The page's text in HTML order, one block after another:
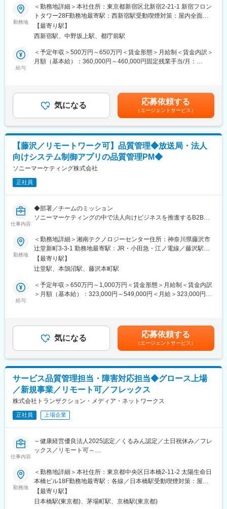
・テレビ、ブルーレイレコーダー、ブルーレイプレイヤーなどの
AV機器の検証
・自動化検証（テスト工程の効率化）
・サーボアンプ、ガスメータ、蓄電池、燃料電池の検証
■求人の魅力・特徴：
・高品位な検証サービスを提供
∟ 検証業務として標準化プロセスを当社独自に制定して運用
・JSTQB（ソフトウェアテストに関する資格）資格保有者が多数
在籍
・製品テストの需要は常にあるため、広く世の中に貢献できる
・ソフトウェア検証の技術を通して、商品開発の全体像が分かる
ようになる
・不具合発見・原因追及をしていく中で、問題に対して冷静に向
き合えるようになる
変更の範囲：会社の定める業務
■仕事の概要
当社は「暮らしを支えるIoT」をテーマに、見守り・防犯・健康管
理といった人々の生活インフラに直結するIoTサービスを開発・提
供しています。
単なるデバイスではなく、“安心を届ける社会インフラ”として機能
するプロダクトを追求し、国内外のパートナーと共に新しい価値
を生み出しています。
私たちは、IoTを通じて「人がより安心して暮らせる社会」を実現
〈業務詳細〉
・テスト設計・実施：IoTデバイスやスマホアプリの新機能・改修
に対して、要件を踏まえたテストケースを作成し実行
にフィードバック
・品質改善の提案：検証で得られた知見をもとに、開発プロセス
やテスト方法の改善を推進
スクリプト作成や継続的テストの運用
●社会的意義 × 最先端技術
高齢化や健康課題に向き合い、人々の安心を支える“生活インフ
●IoT × 通信 × クラウドまで広がる技術領域
デバイスからクラウドまで幅広く経験でき、QAを超えてスキル
を広げられます。
●開発と一体で製品を育てる現場重視スタイル
検証は後工程ではなく“製品の核”。開発・企画と密に連携し、完
フレックス制度やリモートはありませんが、開発・検証・事業
メンバーが一体となる現場は“速さ”と“安心感”を両立。チームで製
品を育てる喜びがあります。
■会社紹介
フューチャーモデルグループは、スマート家電やIoTソリューショ
ンなど、常に時代のニーズをとらえたプロダクトを開発・販売す
るものづくり企業です。「誰もが使いやすく、生活が豊かになる
製品づくり」を掲げ、国内外のパートナー企業との共創を推進し
ています。
変更の範囲：会社の定める業務
勤務地
＜勤務地詳細＞本社住所：東京都新宿区北新宿2-21-1 新宿フロン
トタワー28F勤務地最寄駅：西新宿駅受動喫煙対策：屋内全面禁
煙変更の範囲：会社の定める事業所（リモートワーク含む）
【最寄り駅】
西新宿駅、中野坂上駅、都庁前駅
給与
＜予定年収＞500万円～650万円＜賃金形態＞月給制＜賃金内訳＞
月額（基本給）：360,000円～460,000円固定残業手当/月：
賞与：年2回賃金はあくまでも目安の金額であり、選考を通じて上
下する可能性があります。月給(月額)は固定手当を含めた表記で
気になる 応募依頼する
（エージェントサービス）
【藤沢／リモートワーク可】品質管理◆放送局・法人
向けシステム制御アプリの品質管理PM◆
ソニーマーケティング株式会社
正社員
仕事内容
◆部署／チームのミッション
ソニーマーケティングの中で法人向けビジネスを推進するB2Bビ
サービス部門での募集になります。
今回配属を想定しているのは法人向けビジネスの中でも特にお客
様に提供するシステムの品質管理を一手に担っている部署です。
◆概要
放送局や企業といった法人のお客様へ納品するシステムを制御、
または単体で機能するソフトウェア開発要件に対して、テスト構
想を検討し、プロジェクトやリリーススケジュールに合わせたテ
クトを遂行させます。
◆業務内容
◆魅力
近年はクラウドやAIが普及し、大型の設備を抱えることなく投資
ェアの需要が高まっており、幅広い最先端の技術に触れることが
できます。
術面でのスキル構築や専門知識以外のソリューションに触れる場
面も多々あり、幅広い知見の習得ができる各種環境が揃っていま
◆企業理念
ソニーマーケティングは、「あなたとずっと、感動をともに。」
を企業理念に、顧客・パートナー・仲間と共感でつながるサイク
勤務地
＜勤務地詳細＞湘南テクノロジーセンター住所：神奈川県藤沢市
辻堂新町3-3-1 勤務地最寄駅：JR・小田急・江ノ電線／藤沢駅受
動喫煙対策：敷地内喫煙可能場所あり変更の範囲：会社の定める
事業所（リモートワーク含む）
【最寄り駅】
辻堂駅、本鵠沼駅、藤沢本町駅
給与
＜予定年収＞650万円～1,000万円＜賃金形態＞月給制＜賃金内訳
＞月額（基本給）：323,000円～549,000円＜月給＞323,000円～
気になる 応募依頼する
（エージェントサービス）
サービス品質管理担当・障害対応担当◆グロース上場
／新規事業／リモート可／フレックス
株式会社トランザクション・メディア・ネットワークス
正社員 上場企業
仕事内容
～健康経営優良法人2025認定／くるみん認定／土日祝休み／フレ
ックス／リモート可～
■業務内容
プロジェクト推進をサポートし、自社サービス品質向上を率先い
ただける方を募集いたします。
また、インシデント発生自体を抑止すべく予兆予防活動に注力、
安定したサービスが提供できる組織をリードしていただきます。
勤務地
＜勤務地詳細＞本社住所：東京都中央区日本橋2-11-2 太陽生命日
本橋ビル18F勤務地最寄駅：各線／日本橋駅受動喫煙対策：屋内
喫煙可能場所あり
【最寄り駅】
日本橋駅(東京都)、茅場町駅、京橋駅(東京都)